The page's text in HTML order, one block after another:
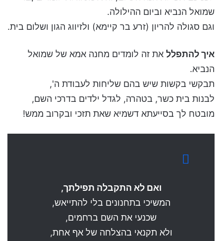
שמואל הנביא וביום ההילולה.
וגם סגולה להריון (זרע בר קיימא) ולזיווג הגון ושלום בית.
איך להתפלל את זה לומדים מחנה אמא של שמואל
הנביא.
תבקשי בקשות שיש בהם שליחות לעבודת ה',
לבנות בית כשר, בטהרה, לגדל ילדים בדרכי השם,
מובטח לך בסייעתא דשמיא שאת תזכי ובקרוב ממש!
ואם לא התקבלה תפילתך,
המשיכי בתחנונים בלי להתייאש,
שכנעי את השם ברחמים,
ולא תקנאי בהצלחה של אף אחת,